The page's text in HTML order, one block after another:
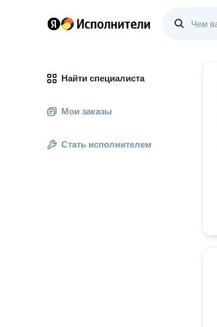
Найти специалиста
Мои заказы
Стать исполнителем